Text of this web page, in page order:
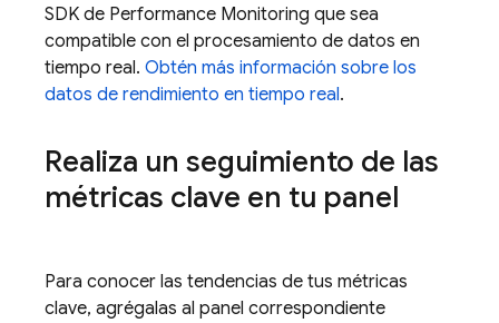
SDK de Performance Monitoring que sea
compatible con el procesamiento de datos en
tiempo real. Obtén más información sobre los
datos de rendimiento en tiempo real.
Realiza un seguimiento de las
métricas clave en tu panel
Para conocer las tendencias de tus métricas
clave, agrégalas al panel correspondiente